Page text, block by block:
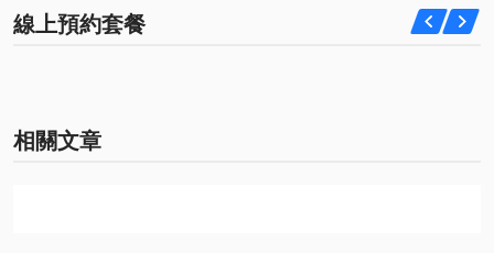
線上預約套餐
相關文章